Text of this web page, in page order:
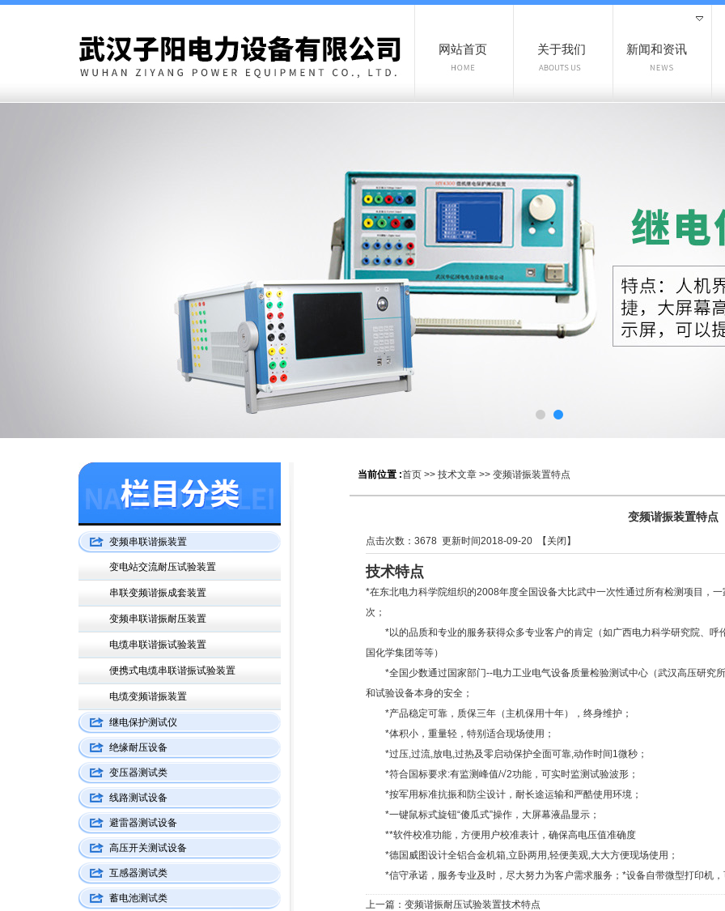
网站首页 关于我们 新闻和资讯
当前位置 :首页 >> 技术文章 >> 变频谐振装置特点
变频谐振装置特点
点击次数： 3678 更新时间2018-09-20 【 关闭 】
技术特点
*在东北电力科学院组织的2008年度全国设备大比武中一次性通过所有检测项目，
次；
*以的品质和专业的服务获得众多专业客户的肯定（如广西电力科学研究院、呼
国化学集团等等）
*全国少数通过国家部门--电力工业电气设备质量检验测试中心（武汉高压研究
和试验设备本身的安全；
*产品稳定可靠，质保三年（主机保用十年），终身维护；
*体积小，重量轻，特别适合现场使用；
*过压,过流,放电,过热及零启动保护全面可靠,动作时间1微秒；
*符合国标要求:有监测峰值/√2功能，可实时监测试验波形；
*按军用标准抗振和防尘设计，耐长途运输和严酷使用环境；
*一键鼠标式旋钮“傻瓜式”操作，大屏幕液晶显示；
**软件校准功能，方便用户校准表计，确保高电压值准确度
*德国威图设计全铝合金机箱,立卧两用,轻便美观,大大方便现场使用；
*信守承诺，服务专业及时，尽大努力为客户需求服务；*设备自带微型打印机，
上一篇： 变频谐振耐压试验装置技术特点
变频串联谐振装置
变电站交流耐压试验装置
串联变频谐振成套装置
变频串联谐振耐压装置
电缆串联谐振试验装置
便携式电缆串联谐振试验装置
电缆变频谐振装置
继电保护测试仪
绝缘耐压设备
变压器测试类
线路测试设备
避雷器测试设备
高压开关测试设备
互感器测试类
蓄电池测试类